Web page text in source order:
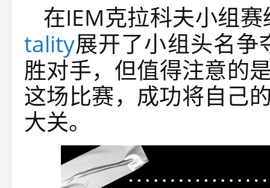
在IEM克拉科夫小组
tality展开了小组头名
胜对手，但值得注意的
这场比赛，成功将自己
大关。